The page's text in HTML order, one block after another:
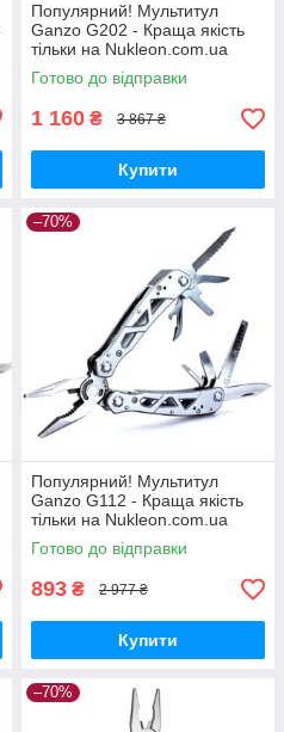
Популярний! Мультитул
Ganzo G202 - Краща якість
тільки на Nukleon.com.ua
Готово до відправки
1 160 ₴ 3 867 ₴
Купити
–70%
Популярний! Мультитул
Ganzo G112 - Краща якість
тільки на Nukleon.com.ua
Готово до відправки
893 ₴ 2 977 ₴
Купити
–70%